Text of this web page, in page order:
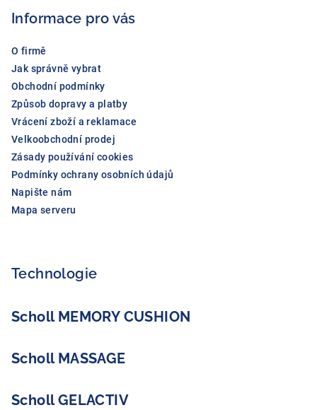
Informace pro vás
O firmě
Jak správně vybrat
Obchodní podmínky
Způsob dopravy a platby
Vrácení zboží a reklamace
Velkoobchodní prodej
Zásady používání cookies
Podmínky ochrany osobních údajů
Napište nám
Mapa serveru
Technologie
Scholl MEMORY CUSHION
Scholl MASSAGE
Scholl GELACTIV